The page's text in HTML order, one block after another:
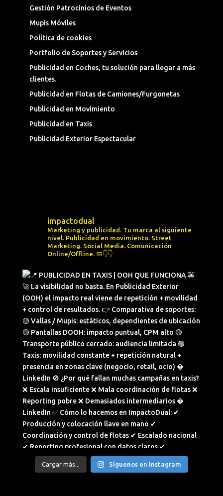
Gestión Patrocinios de Eventos
Mupis Móviles
Política de cookies
Portfolio de Soportes y Servicios
Publicidad en Coches, tu solución para llegar a más
clientes.
Publicidad en Flotas de Camiones/Furgonetas
Publicidad en Movimiento
Publicidad en Taxis
Publicidad Exterior Espectacular
impactodual
Marketing y publicidad. Tu marca al siguiente
nivel. Publicidad en movimiento. Street
Marketing. Social Media. Comunicación
Online/Offline. 📅👇👇
Cargar más... Síguenos en Instagram